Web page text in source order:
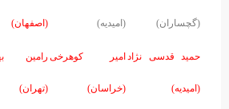
(گچساران) (امیدیه) (اصفهان)
حمید قدسی نژاد
(امیدیه)
امیر کوهرخی
(خراسان)
رامین
(تهران)